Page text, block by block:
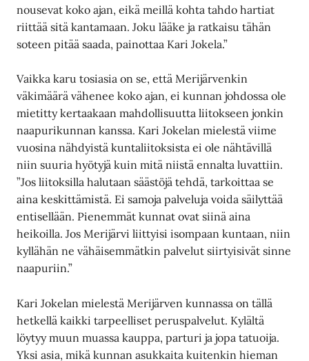
nousevat koko ajan, eikä meillä kohta tahdo hartiat
riittää sitä kantamaan. Joku lääke ja ratkaisu tähän
soteen pitää saada, painottaa Kari Jokela.”
Vaikka karu tosiasia on se, että Merijärvenkin
väkimäärä vähenee koko ajan, ei kunnan johdossa ole
mietitty kertaakaan mahdollisuutta liitokseen jonkin
naapurikunnan kanssa. Kari Jokelan mielestä viime
vuosina nähdyistä kuntaliitoksista ei ole nähtävillä
niin suuria hyötyjä kuin mitä niistä ennalta luvattiin.
”Jos liitoksilla halutaan säästöjä tehdä, tarkoittaa se
aina keskittämistä. Ei samoja palveluja voida säilyttää
entisellään. Pienemmät kunnat ovat siinä aina
heikoilla. Jos Merijärvi liittyisi isompaan kuntaan, niin
kyllähän ne vähäisemmätkin palvelut siirtyisivät sinne
naapuriin.”
Kari Jokelan mielestä Merijärven kunnassa on tällä
hetkellä kaikki tarpeelliset peruspalvelut. Kylältä
löytyy muun muassa kauppa, parturi ja jopa tatuoija.
Yksi asia, mikä kunnan asukkaita kuitenkin hieman